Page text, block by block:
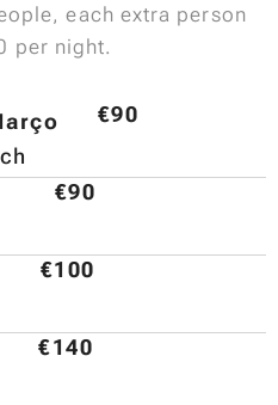
each extra person
per night.
€90
€90
€100
€140